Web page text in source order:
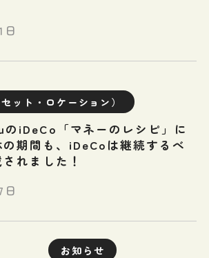
ット・ロケーション）
のiDeCo「マネーのレシピ」に
期間も、iDeCoは継続するべ
れました！
お知らせ